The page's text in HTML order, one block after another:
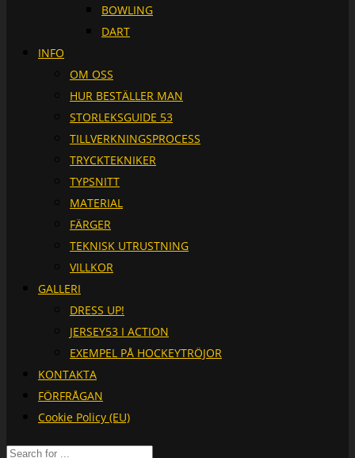
BOWLING
DART
INFO
OM OSS
HUR BESTÄLLER MAN
STORLEKSGUIDE 53
TILLVERKNINGSPROCESS
TRYCKTEKNIKER
TYPSNITT
MATERIAL
FÄRGER
TEKNISK UTRUSTNING
VILLKOR
GALLERI
DRESS UP!
JERSEY53 I ACTION
EXEMPEL PÅ HOCKEYTRÖJOR
KONTAKTA
FÖRFRÅGAN
Cookie Policy (EU)